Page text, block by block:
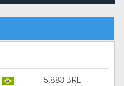
5.883 BRL